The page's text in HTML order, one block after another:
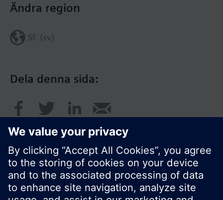
Dela denna sida:
Ändra region
SE (sv)